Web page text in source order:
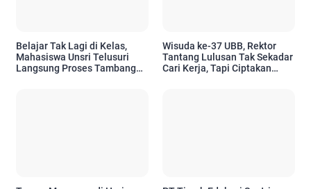
Belajar Tak Lagi di Kelas,
Mahasiswa Unsri Telusuri
Langsung Proses Tambang
Wisuda ke-37 UBB, Rektor
Tantang Lulusan Tak Sekadar
Cari Kerja, Tapi Ciptakan